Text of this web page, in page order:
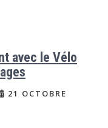
avec le Vélo
21 OCTOBRE